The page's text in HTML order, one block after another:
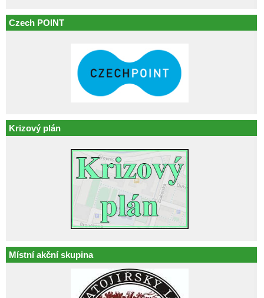
Czech POINT
Krizový plán
Místní akční skupina